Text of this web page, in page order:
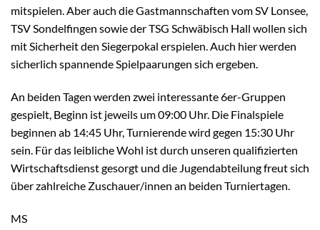
mitspielen. Aber auch die Gastmannschaften vom SV Lonsee,
TSV Sondelfingen sowie der TSG Schwäbisch Hall wollen sich
mit Sicherheit den Siegerpokal erspielen. Auch hier werden
sicherlich spannende Spielpaarungen sich ergeben.
An beiden Tagen werden zwei interessante 6er-Gruppen
gespielt, Beginn ist jeweils um 09:00 Uhr. Die Finalspiele
beginnen ab 14:45 Uhr, Turnierende wird gegen 15:30 Uhr
sein. Für das leibliche Wohl ist durch unseren qualifizierten
Wirtschaftsdienst gesorgt und die Jugendabteilung freut sich
über zahlreiche Zuschauer/innen an beiden Turniertagen.
MS